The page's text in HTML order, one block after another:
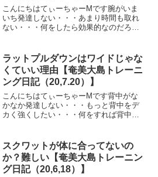
（20,7.17）】
こんにちはてぃーちゃーMです腕がいま
いち発達しない・・・あまり時間も取れ
ない・・・何をしたら効果的なのだろ
るあなたも【効果的】で【時間短縮】が
できる方が良いですよね？今...
ラットプルダウンはワイドじゃな
くていい理由【奄美大島トレーニ
ング日記（20,7.20）】
こんにちはてぃーちゃーMです背中がな
かなか発達しない・・・もっと背中をデ
カく強くしたい・・・何をすれば背中に
構成されていますたくさんあって何をし
たらいいかよくわかりませ...
スクワットが体に合ってないの
か？難しい【奄美大島トレーニン
グ日記（20,6,18）】